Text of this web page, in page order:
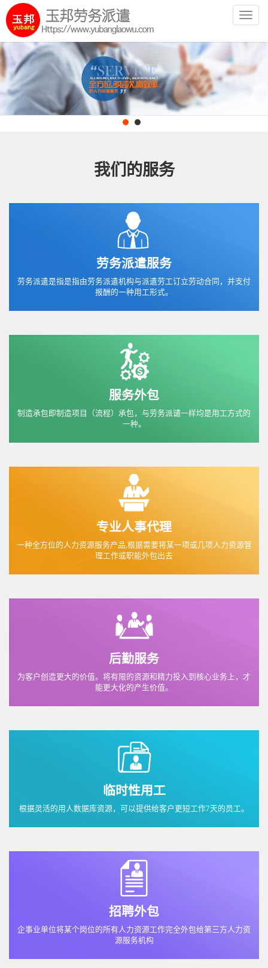
我们的服务
劳务派遣服务
劳务派遣是指是指由劳务派遣机构与派遣劳工订立劳动合同，并支付
报酬的一种用工形式。
服务外包
制造承包即制造项目（流程）承包，与劳务派谴一样均是用工方式的
一种。
专业人事代理
一种全方位的人力资源服务产品,根据需要将某一项或几项人力资源管
理工作或职能外包出去
后勤服务
为客户创造更大的价值。将有限的资源和精力投入到核心业务上，才
能更大化的产生价值。
临时性用工
根据灵活的用人数据库资源，可以提供给客户更短工作7天的员工。
招聘外包
企事业单位将某个岗位的所有人力资源工作完全外包给第三方人力资
源服务机构